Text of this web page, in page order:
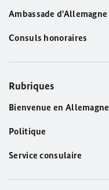
Ambassade d'Allemagne
Consuls honoraires
Rubriques
Bienvenue en Allemagne
Politique
Service consulaire